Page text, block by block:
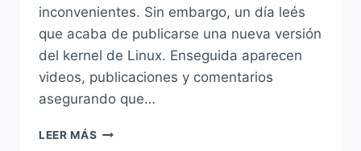
inconvenientes. Sin embargo, un día leés
que acaba de publicarse una nueva versión
del kernel de Linux. Enseguida aparecen
videos, publicaciones y comentarios
asegurando que…
LEER MÁS KERNEL